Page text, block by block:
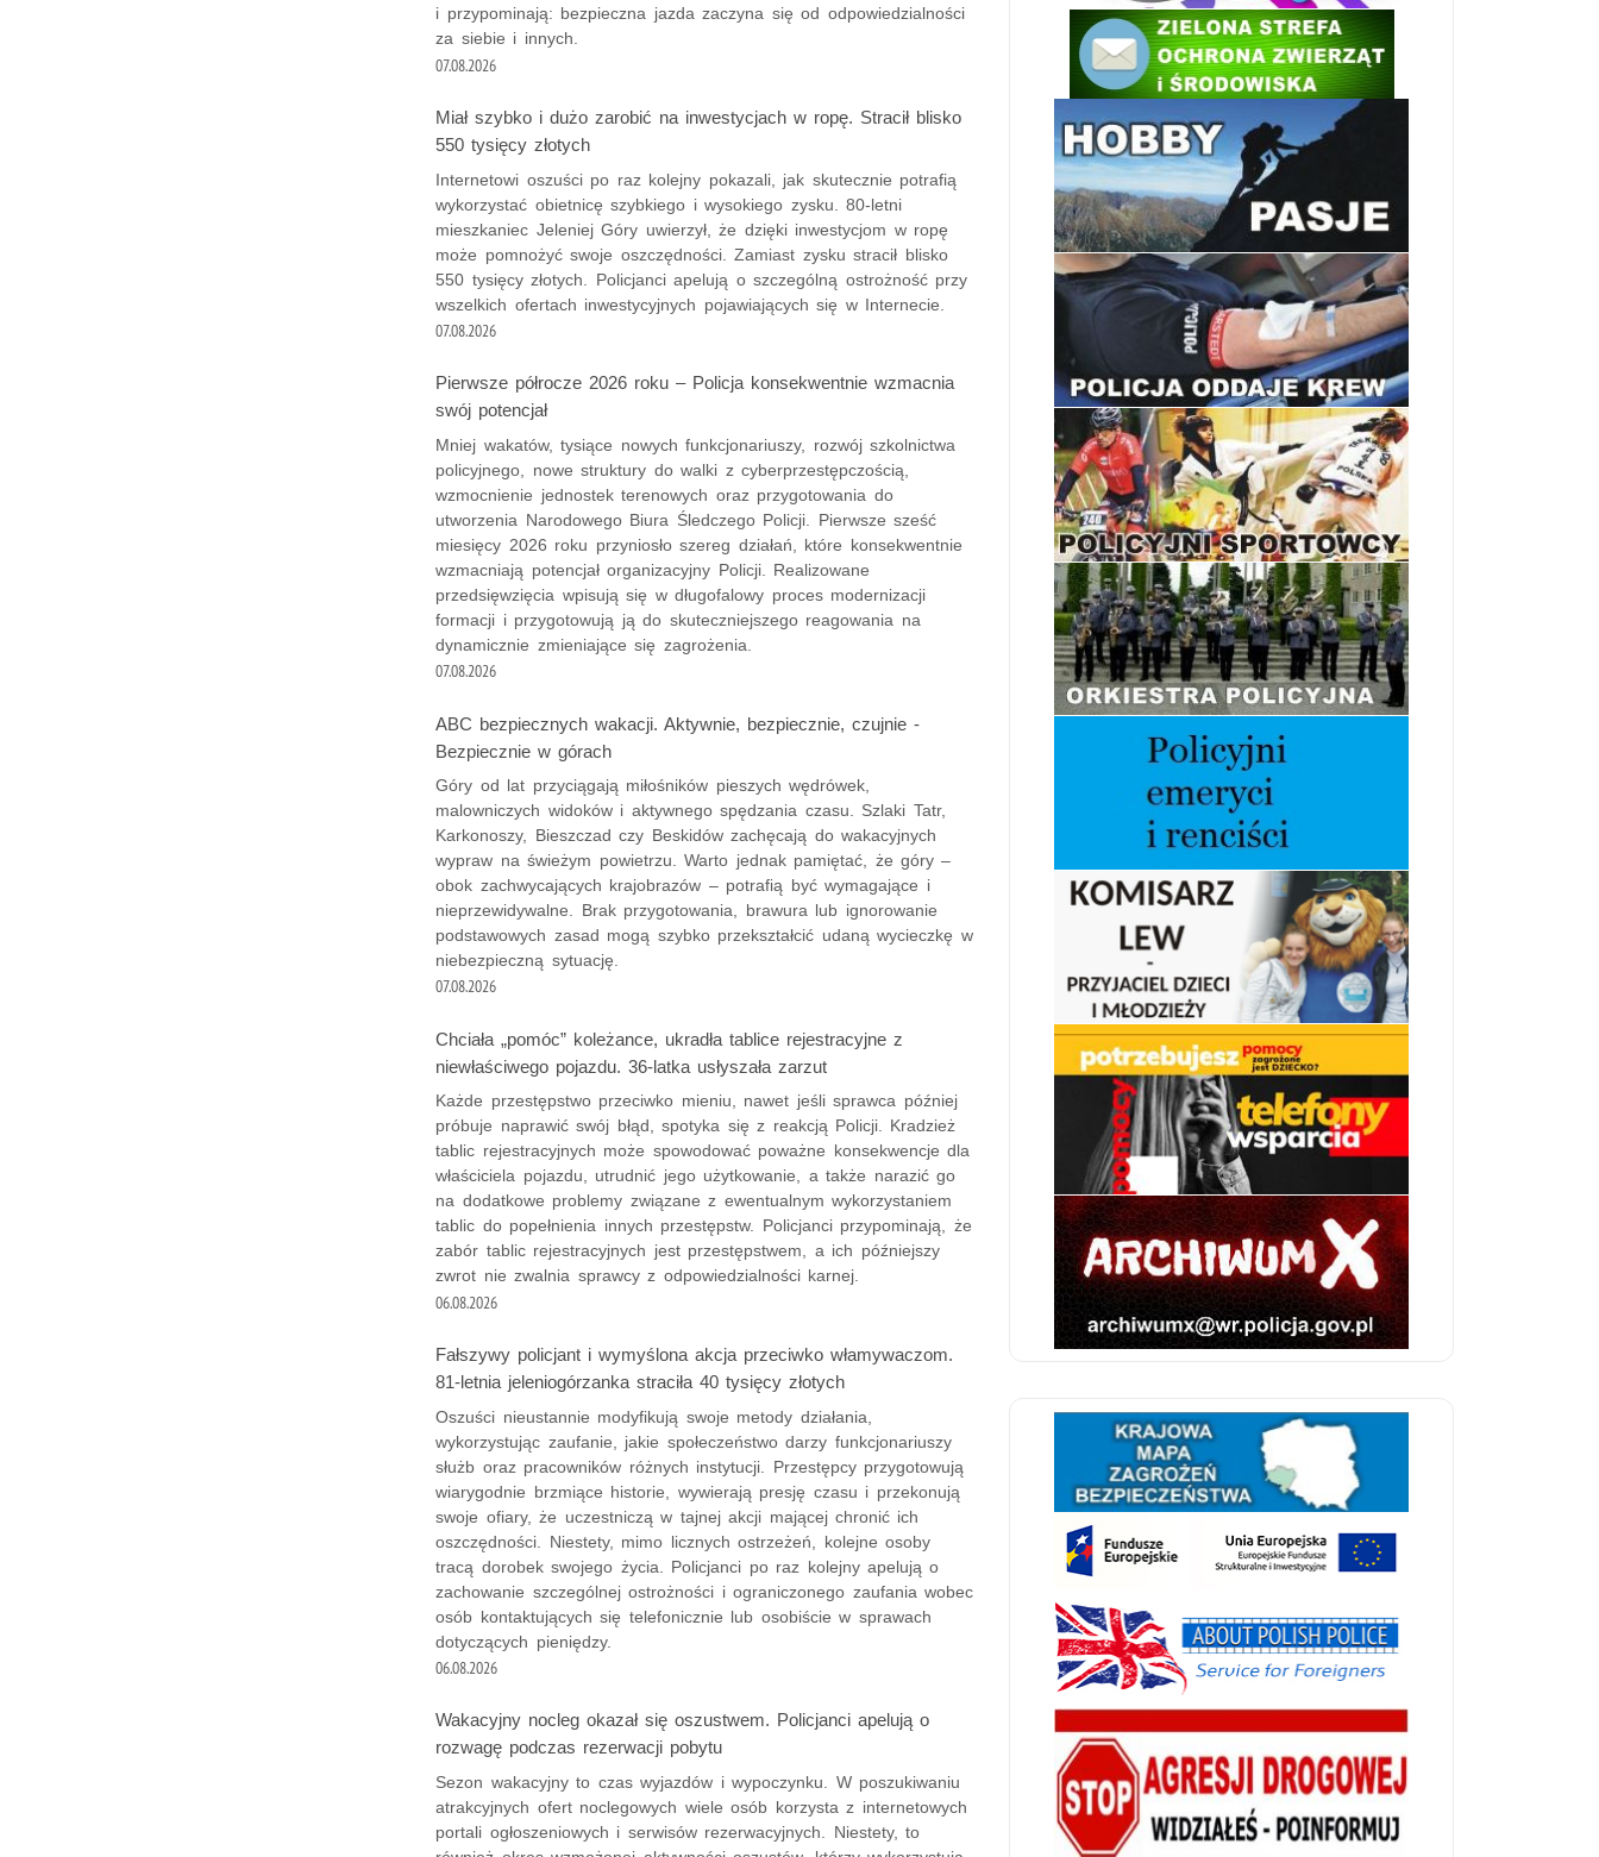
i przypominają: bezpieczna jazda zaczyna się od odpowiedzialności
za siebie i innych.
07.08.2026
Miał szybko i dużo zarobić na inwestycjach w ropę. Stracił blisko
550 tysięcy złotych
Internetowi oszuści po raz kolejny pokazali, jak skutecznie potrafią
wykorzystać obietnicę szybkiego i wysokiego zysku. 80-letni
mieszkaniec Jeleniej Góry uwierzył, że dzięki inwestycjom w ropę
może pomnożyć swoje oszczędności. Zamiast zysku stracił blisko
550 tysięcy złotych. Policjanci apelują o szczególną ostrożność przy
wszelkich ofertach inwestycyjnych pojawiających się w Internecie.
07.08.2026
Pierwsze półrocze 2026 roku – Policja konsekwentnie wzmacnia
swój potencjał
Mniej wakatów, tysiące nowych funkcjonariuszy, rozwój szkolnictwa
policyjnego, nowe struktury do walki z cyberprzestępczością,
wzmocnienie jednostek terenowych oraz przygotowania do
utworzenia Narodowego Biura Śledczego Policji. Pierwsze sześć
miesięcy 2026 roku przyniosło szereg działań, które konsekwentnie
wzmacniają potencjał organizacyjny Policji. Realizowane
przedsięwzięcia wpisują się w długofalowy proces modernizacji
formacji i przygotowują ją do skuteczniejszego reagowania na
dynamicznie zmieniające się zagrożenia.
07.08.2026
ABC bezpiecznych wakacji. Aktywnie, bezpiecznie, czujnie -
Bezpiecznie w górach
Góry od lat przyciągają miłośników pieszych wędrówek,
malowniczych widoków i aktywnego spędzania czasu. Szlaki Tatr,
Karkonoszy, Bieszczad czy Beskidów zachęcają do wakacyjnych
wypraw na świeżym powietrzu. Warto jednak pamiętać, że góry –
obok zachwycających krajobrazów – potrafią być wymagające i
nieprzewidywalne. Brak przygotowania, brawura lub ignorowanie
podstawowych zasad mogą szybko przekształcić udaną wycieczkę w
niebezpieczną sytuację.
07.08.2026
Chciała „pomóc” koleżance, ukradła tablice rejestracyjne z
niewłaściwego pojazdu. 36-latka usłyszała zarzut
Każde przestępstwo przeciwko mieniu, nawet jeśli sprawca później
próbuje naprawić swój błąd, spotyka się z reakcją Policji. Kradzież
tablic rejestracyjnych może spowodować poważne konsekwencje dla
właściciela pojazdu, utrudnić jego użytkowanie, a także narazić go
na dodatkowe problemy związane z ewentualnym wykorzystaniem
tablic do popełnienia innych przestępstw. Policjanci przypominają, że
zabór tablic rejestracyjnych jest przestępstwem, a ich późniejszy
zwrot nie zwalnia sprawcy z odpowiedzialności karnej.
06.08.2026
Fałszywy policjant i wymyślona akcja przeciwko włamywaczom.
81-letnia jeleniogórzanka straciła 40 tysięcy złotych
Oszuści nieustannie modyfikują swoje metody działania,
wykorzystując zaufanie, jakie społeczeństwo darzy funkcjonariuszy
służb oraz pracowników różnych instytucji. Przestępcy przygotowują
wiarygodnie brzmiące historie, wywierają presję czasu i przekonują
swoje ofiary, że uczestniczą w tajnej akcji mającej chronić ich
oszczędności. Niestety, mimo licznych ostrzeżeń, kolejne osoby
tracą dorobek swojego życia. Policjanci po raz kolejny apelują o
zachowanie szczególnej ostrożności i ograniczonego zaufania wobec
osób kontaktujących się telefonicznie lub osobiście w sprawach
dotyczących pieniędzy.
06.08.2026
Wakacyjny nocleg okazał się oszustwem. Policjanci apelują o
rozwagę podczas rezerwacji pobytu
Sezon wakacyjny to czas wyjazdów i wypoczynku. W poszukiwaniu
atrakcyjnych ofert noclegowych wiele osób korzysta z internetowych
portali ogłoszeniowych i serwisów rezerwacyjnych. Niestety, to